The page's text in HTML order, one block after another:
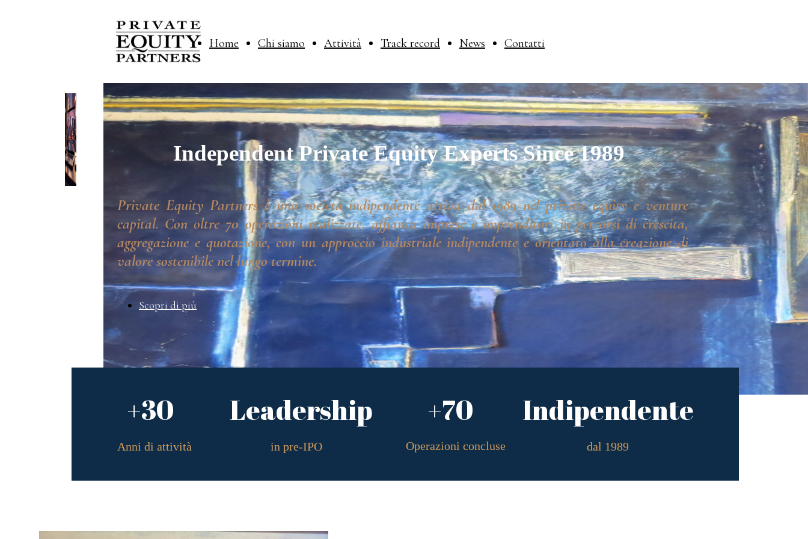
Home Chi siamo Attività Track record News Contatti
Independent Private Equity Experts Since 1989
Private Equity Partners è una società indipendente attiva dal 1989 nel private equity e venture
capital. Con oltre 70 operazioni realizzate, affianca imprese e imprenditori in percorsi di crescita,
aggregazione e quotazione, con un approccio industriale indipendente e orientato alla creazione di
valore sostenibile nel lungo termine.
Scopri di più
Indipendente
+70
Leadership
+30
Operazioni concluse dal 1989
in pre-IPO
Anni di attività